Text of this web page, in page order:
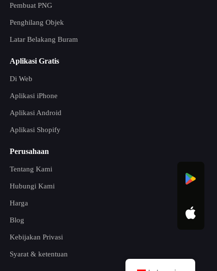
Pembuat PNG
Penghilang Objek
Latar Belakang Buram
Aplikasi Gratis
Di Web
Aplikasi iPhone
Aplikasi Android
Aplikasi Shopify
Perusahaan
Tentang Kami
Hubungi Kami
Harga
Blog
Kebijakan Privasi
Syarat & ketentuan